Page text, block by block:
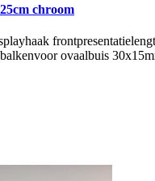
chroom
ovaalbuis